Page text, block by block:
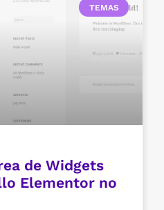
TEMAS
de Widgets
Elementor no